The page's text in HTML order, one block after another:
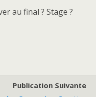
au final ? Stage ?
Publication Suivante